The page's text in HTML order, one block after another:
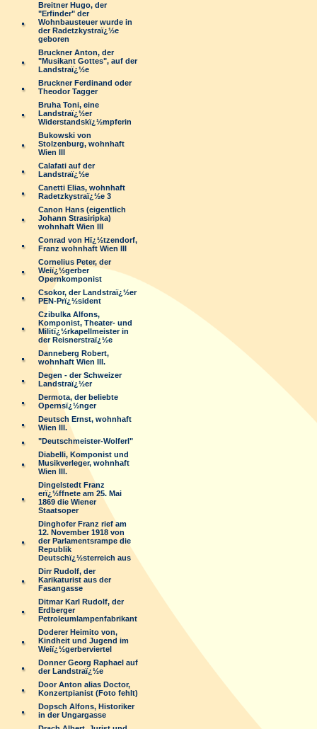
Breitner Hugo, der
"Erfinder" der
Wohnbausteuer wurde in
der Radetzkystraï¿½e
geboren
Bruckner Anton, der
"Musikant Gottes", auf der
Landstraï¿½e
Bruckner Ferdinand oder
Theodor Tagger
Bruha Toni, eine
Landstraï¿½er
Widerstandskï¿½mpferin
Bukowski von
Stolzenburg, wohnhaft
Wien III
Calafati auf der
Landstraï¿½e
Canetti Elias, wohnhaft
Radetzkystraï¿½e 3
Canon Hans (eigentlich
Johann Strasiripka)
wohnhaft Wien III
Conrad von Hï¿½tzendorf,
Franz wohnhaft Wien III
Cornelius Peter, der
Weiï¿½gerber
Opernkomponist
Csokor, der Landstraï¿½er
PEN-Prï¿½sident
Czibulka Alfons,
Komponist, Theater- und
Militï¿½rkapellmeister in
der Reisnerstraï¿½e
Danneberg Robert,
wohnhaft Wien III.
Degen - der Schweizer
Landstraï¿½er
Dermota, der beliebte
Opernsï¿½nger
Deutsch Ernst, wohnhaft
Wien III.
"Deutschmeister-Wolferl"
Diabelli, Komponist und
Musikverleger, wohnhaft
Wien III.
Dingelstedt Franz
erï¿½ffnete am 25. Mai
1869 die Wiener
Staatsoper
Dinghofer Franz rief am
12. November 1918 von
der Parlamentsrampe die
Republik
Deutschï¿½sterreich aus
Dirr Rudolf, der
Karikaturist aus der
Fasangasse
Ditmar Karl Rudolf, der
Erdberger
Petroleumlampenfabrikant
Doderer Heimito von,
Kindheit und Jugend im
Weiï¿½gerberviertel
Donner Georg Raphael auf
der Landstraï¿½e
Door Anton alias Doctor,
Konzertpianist (Foto fehlt)
Dopsch Alfons, Historiker
in der Ungargasse